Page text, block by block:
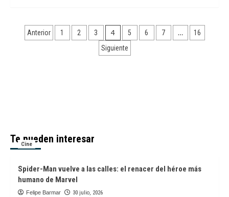
sabores
que
Paginación
Anterior 1 2 3 4 5 6 7 …
16
Siguiente
Te pueden interesar
Cine
Spider-Man vuelve a las calles: el renacer del héroe más
humano de Marvel
Felipe Barmar 30 julio, 2026